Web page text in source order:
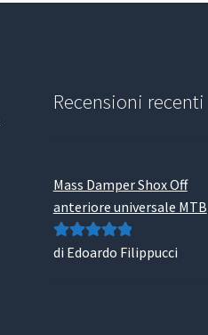
Recensioni recenti
Mass Damper Shox Off
anteriore universale MTB
Valutato5su
di Edoardo Filippucci